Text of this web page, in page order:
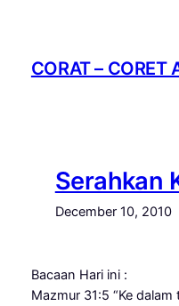
CORAT – CORET
Serahkan
December 10, 2010
Bacaan Hari ini :
Mazmur 31:5 “Ke